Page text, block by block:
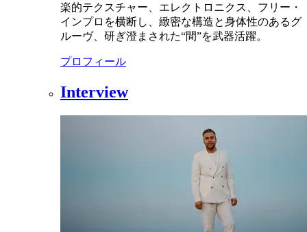
楽的テクスチャー、エレクトロニクス、フリー・
インプロを横断し、緻密な構造と身体性のあるグ
ルーヴ、研ぎ澄まされた“間”を武器活躍。
プロフィール
Interview